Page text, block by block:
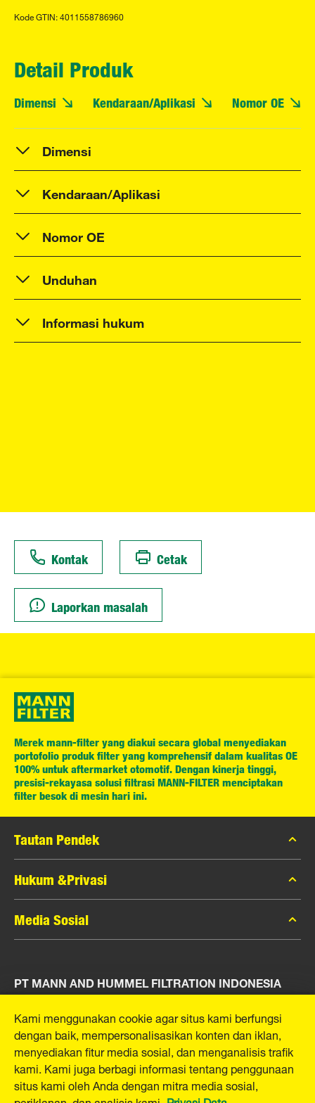
Kode GTIN: 4011558786960
Detail Produk
Dimensi Kendaraan/Aplikasi Nomor OE
Dimensi
Kendaraan/Aplikasi
Nomor OE
Unduhan
Informasi hukum
Kontak Cetak
Laporkan masalah
Merek mann-filter yang diakui secara global menyediakan
portofolio produk filter yang komprehensif dalam kualitas OE
100% untuk aftermarket otomotif. Dengan kinerja tinggi,
presisi-rekayasa solusi filtrasi MANN-FILTER menciptakan
filter besok di mesin hari ini.
Tautan Pendek
Katalog MANN-FILTER
Pencari MANN-FILTER
Peras
Hukum &Privasi
Privasi Data
Pemberitahuan Hukum
Media Sosial
Instagram
YouTube
PT MANN AND HUMMEL FILTRATION INDONESIA
Puri Indah Financial Tower, Unit 107
Jl. Puri Lingkar Dalam, RT01/RW02
Kembangan Selatan
Kecamatan Kembangan
West Jakarta 11610, Indonesia
E-Mail:mhsg@mann-hummel.com
Kami menggunakan cookie agar situs kami berfungsi
dengan baik, mempersonalisasikan konten dan iklan,
menyediakan fitur media sosial, dan menganalisis trafik
kami. Kami juga berbagi informasi tentang penggunaan
situs kami oleh Anda dengan mitra media sosial,